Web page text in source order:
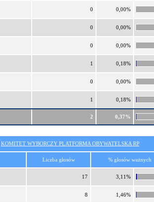
0 0,00%
0 0,00%
0 0,00%
1 0,18%
0 0,00%
1 0,18%
2 0,37%
KOMITET WYBORCZY PLATFORMA OBYWATELSKA RP
Liczba głosów % głosów ważnych
17 3,11%
8 1,46%